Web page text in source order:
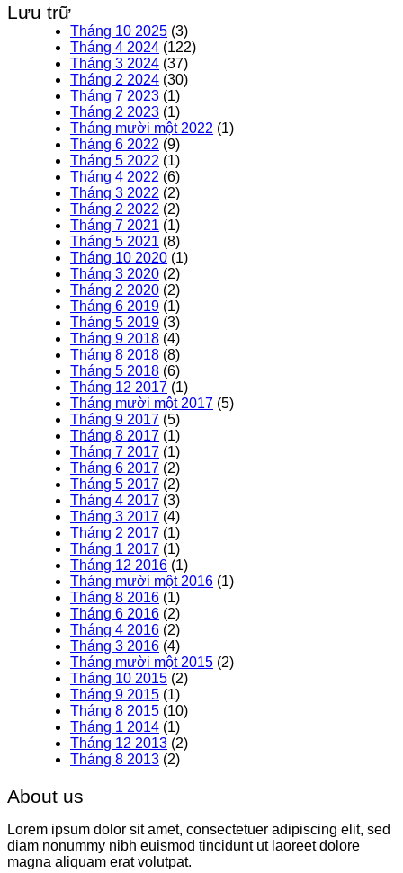
Lưu trữ
Tháng 10 2025 (3)
Tháng 4 2024 (122)
Tháng 3 2024 (37)
Tháng 2 2024 (30)
Tháng 7 2023 (1)
Tháng 2 2023 (1)
Tháng mười một 2022 (1)
Tháng 6 2022 (9)
Tháng 5 2022 (1)
Tháng 4 2022 (6)
Tháng 3 2022 (2)
Tháng 2 2022 (2)
Tháng 7 2021 (1)
Tháng 5 2021 (8)
Tháng 10 2020 (1)
Tháng 3 2020 (2)
Tháng 2 2020 (2)
Tháng 6 2019 (1)
Tháng 5 2019 (3)
Tháng 9 2018 (4)
Tháng 8 2018 (8)
Tháng 5 2018 (6)
Tháng 12 2017 (1)
Tháng mười một 2017 (5)
Tháng 9 2017 (5)
Tháng 8 2017 (1)
Tháng 7 2017 (1)
Tháng 6 2017 (2)
Tháng 5 2017 (2)
Tháng 4 2017 (3)
Tháng 3 2017 (4)
Tháng 2 2017 (1)
Tháng 1 2017 (1)
Tháng 12 2016 (1)
Tháng mười một 2016 (1)
Tháng 8 2016 (1)
Tháng 6 2016 (2)
Tháng 4 2016 (2)
Tháng 3 2016 (4)
Tháng mười một 2015 (2)
Tháng 10 2015 (2)
Tháng 9 2015 (1)
Tháng 8 2015 (10)
Tháng 1 2014 (1)
Tháng 12 2013 (2)
Tháng 8 2013 (2)
About us
Lorem ipsum dolor sit amet, consectetuer adipiscing elit, sed
diam nonummy nibh euismod tincidunt ut laoreet dolore
magna aliquam erat volutpat.